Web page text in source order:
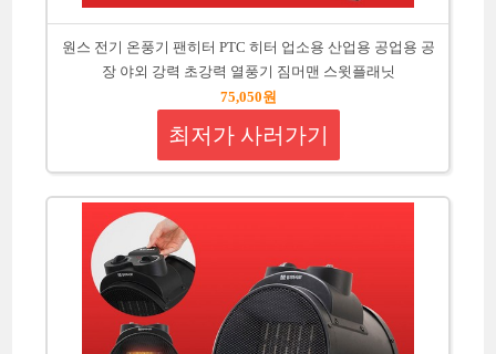
원스 전기 온풍기 팬히터 PTC 히터 업소용 산업용 공업용 공
장 야외 강력 초강력 열풍기 짐머맨 스윗플래닛
75,050원
최저가 사러가기